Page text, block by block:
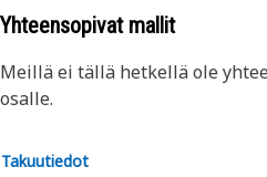
Yhteensopivat mallit
Meillä ei tällä hetkellä ole
osalle.
Takuutiedot